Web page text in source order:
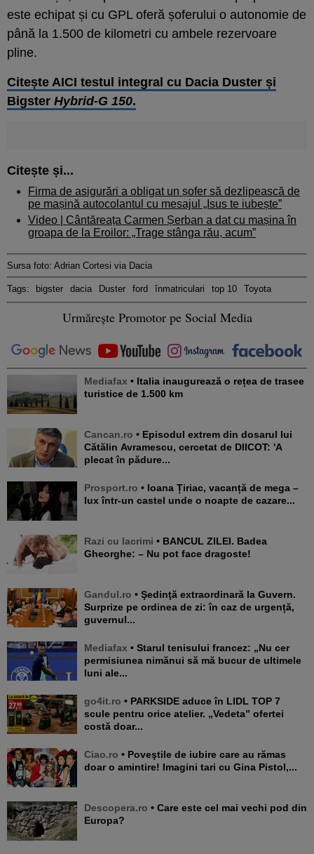
este echipat și cu GPL oferă șoferului o autonomie de
până la 1.500 de kilometri cu ambele rezervoare
pline.
Citește AICI testul integral cu Dacia Duster și
Bigster Hybrid-G 150.
Citește și...
Firma de asigurări a obligat un șofer să dezlipească de
pe mașină autocolantul cu mesajul „Isus te iubește”
Video | Cântăreața Carmen Șerban a dat cu mașina în
groapa de la Eroilor: „Trage stânga rău, acum”
Sursa foto: Adrian Cortesi via Dacia
Tags: bigster dacia Duster ford înmatriculari top 10 Toyota
Urmărește Promotor pe Social Media
Mediafax • Italia inaugurează o rețea de trasee
turistice de 1.500 km
Cancan.ro • Episodul extrem din dosarul lui
Cătălin Avramescu, cercetat de DIICOT: 'A
plecat în pădure...
Prosport.ro • Ioana Țiriac, vacanță de mega –
lux într-un castel unde o noapte de cazare...
Razi cu lacrimi • BANCUL ZILEI. Badea
Gheorghe: – Nu pot face dragoste!
Gandul.ro • Şedinţă extraordinară la Guvern.
Surprize pe ordinea de zi: în caz de urgență,
guvernul...
Mediafax • Starul tenisului francez: „Nu cer
permisiunea nimănui să mă bucur de ultimele
luni ale...
go4it.ro • PARKSIDE aduce în LIDL TOP 7
scule pentru orice atelier. „Vedeta” ofertei
costă doar...
Ciao.ro • Poveştile de iubire care au rămas
doar o amintire! Imagini tari cu Gina Pistol,...
Descopera.ro • Care este cel mai vechi pod din
Europa?